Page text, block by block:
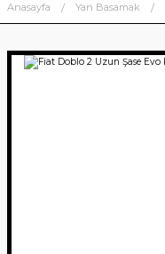
Anasayfa Yan Basamak